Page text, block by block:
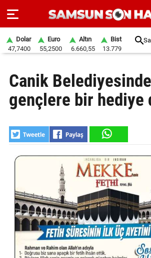
SAYFA
SAMSUN
SAMSUNSPOR
GÜNDEM
EKONOMİ
DÜNYA
MAGAZİN
Dolar
47,7400
Euro
55,2500
Altın
6.660,55
Bist
13.779
Canik
gençlere bir hediye